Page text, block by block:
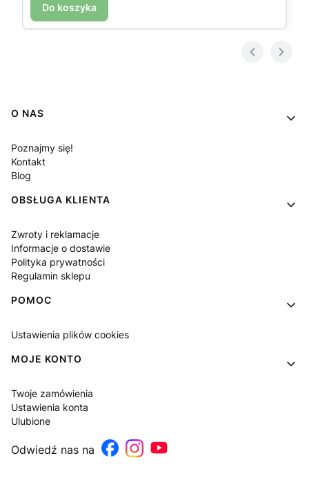
Do koszyka
Linki w stopce
O NAS
Poznajmy się!
Kontakt
Blog
OBSŁUGA KLIENTA
Zwroty i reklamacje
Informacje o dostawie
Polityka prywatności
Regulamin sklepu
POMOC
Ustawienia plików cookies
MOJE KONTO
Twoje zamówienia
Ustawienia konta
Ulubione
Odwiedź nas na